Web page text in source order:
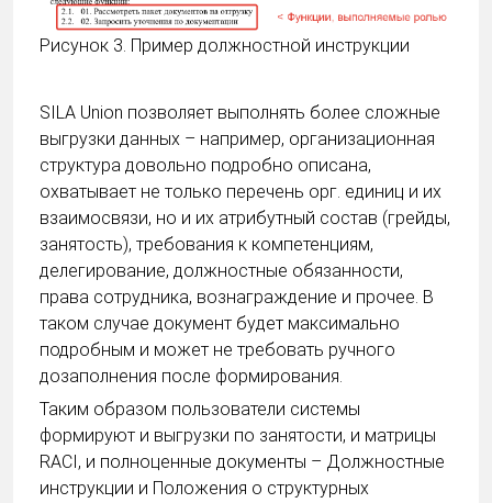
Рисунок 3. Пример должностной инструкции
SILA Union позволяет выполнять более сложные
выгрузки данных – например, организационная
структура довольно подробно описана,
охватывает не только перечень орг. единиц и их
взаимосвязи, но и их атрибутный состав (грейды,
занятость), требования к компетенциям,
делегирование, должностные обязанности,
права сотрудника, вознаграждение и прочее. В
таком случае документ будет максимально
подробным и может не требовать ручного
дозаполнения после формирования.
Таким образом пользователи системы
формируют и выгрузки по занятости, и матрицы
RACI, и полноценные документы – Должностные
инструкции и Положения о структурных